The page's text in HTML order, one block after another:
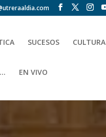
SUCESOS CULTURA
EN VIVO